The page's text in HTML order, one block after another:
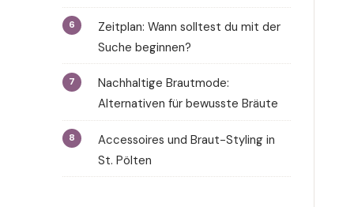
Zeitplan: Wann solltest du mit der
Suche beginnen?
Nachhaltige Brautmode:
Alternativen für bewusste Bräute
Accessoires und Braut-Styling in
St. Pölten